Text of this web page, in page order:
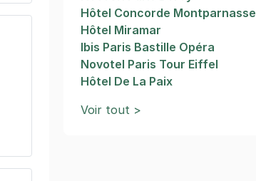
Hôtel Concorde Montparnasse
Hôtel Miramar
Ibis Paris Bastille Opéra
Novotel Paris Tour Eiffel
Hôtel De La Paix
Voir tout >